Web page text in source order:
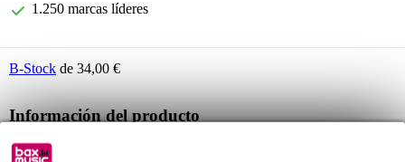
1.250 marcas líderes
B-Stock de 34,00 €
Información del producto
Innox Unicase Espuma S